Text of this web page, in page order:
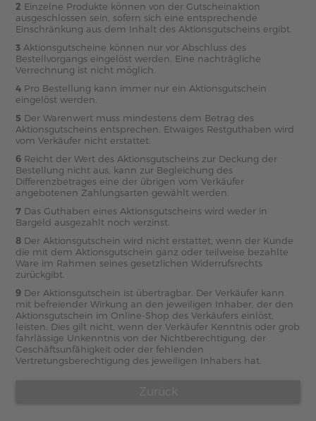
2 Einzelne Produkte können von der Gutscheinaktion
ausgeschlossen sein, sofern sich eine entsprechende
Einschränkung aus dem Inhalt des Aktionsgutscheins ergibt.
3 Aktionsgutscheine können nur vor Abschluss des
Bestellvorgangs eingelöst werden. Eine nachträgliche
Verrechnung ist nicht möglich.
4 Pro Bestellung kann immer nur ein Aktionsgutschein
eingelöst werden.
5 Der Warenwert muss mindestens dem Betrag des
Aktionsgutscheins entsprechen. Etwaiges Restguthaben wird
vom Verkäufer nicht erstattet.
6 Reicht der Wert des Aktionsgutscheins zur Deckung der
Bestellung nicht aus, kann zur Begleichung des
Differenzbetrages eine der übrigen vom Verkäufer
angebotenen Zahlungsarten gewählt werden.
7 Das Guthaben eines Aktionsgutscheins wird weder in
Bargeld ausgezahlt noch verzinst.
8 Der Aktionsgutschein wird nicht erstattet, wenn der Kunde
die mit dem Aktionsgutschein ganz oder teilweise bezahlte
Ware im Rahmen seines gesetzlichen Widerrufsrechts
zurückgibt.
9 Der Aktionsgutschein ist übertragbar. Der Verkäufer kann
mit befreiender Wirkung an den jeweiligen Inhaber, der den
Aktionsgutschein im Online-Shop des Verkäufers einlöst,
leisten. Dies gilt nicht, wenn der Verkäufer Kenntnis oder grob
fahrlässige Unkenntnis von der Nichtberechtigung, der
Geschäftsunfähigkeit oder der fehlenden
Vertretungsberechtigung des jeweiligen Inhabers hat.